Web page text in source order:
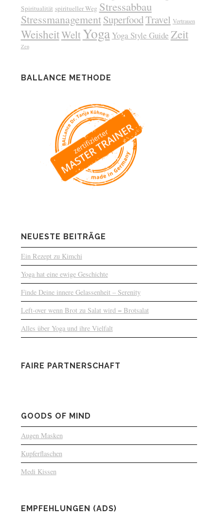
Spiritualität spiritueller Weg Stressabbau
StressmanagementSuperfoodTravel Vertrauen
WeisheitWeltYoga Yoga Style Guide Zeit
Zen
BALLANCE METHODE
NEUESTE BEITRÄGE
Ein Rezept zu Kimchi
Yoga hat eine ewige Geschichte
Finde Deine innere Gelassenheit – Serenity
Left-over wenn Brot zu Salat wird = Brotsalat
Alles über Yoga und ihre Vielfalt
FAIRE PARTNERSCHAFT
GOODS OF MIND
Augen Masken
Kupferflaschen
Medi Kissen
EMPFEHLUNGEN (ADS)